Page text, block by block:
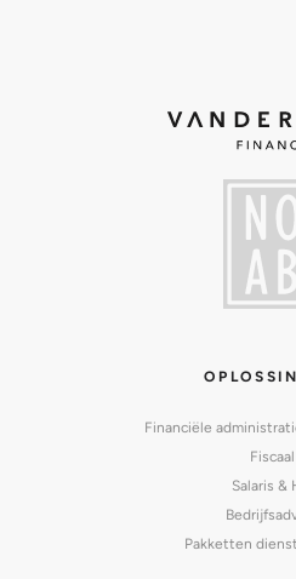
Financiële
Fiscaal
Salaris &
Pakketten